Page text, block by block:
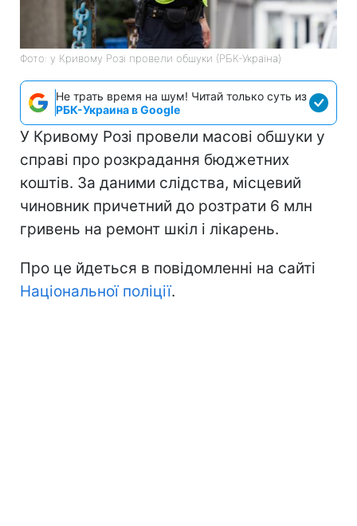
Фото: у Кривому Розі провели обшуки (РБК-Україна)
Не трать время на шум! Читай только суть из
РБК-Украина в Google
У Кривому Розі провели масові обшуки у
справі про розкрадання бюджетних
коштів. За даними слідства, місцевий
чиновник причетний до розтрати 6 млн
гривень на ремонт шкіл і лікарень.
Про це йдеться в повідомленні на сайті
Національної поліції.